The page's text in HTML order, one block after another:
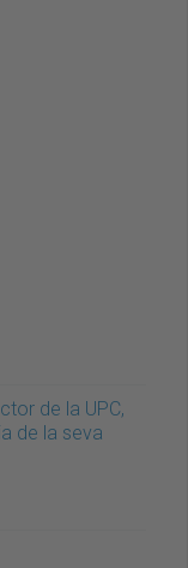
de la UPC,
de la seva